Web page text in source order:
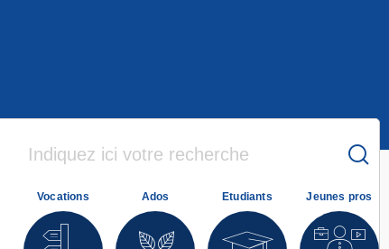
Vocations Ados Etudiants Jeunes pros